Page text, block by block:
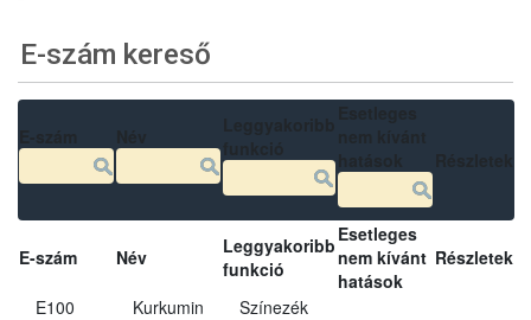
E-szám kereső
E-szám Név
Leggyakoribb
funkció
Esetleges
nem kívánt
hatások
Részletek
E100 Kurkumin Színezék